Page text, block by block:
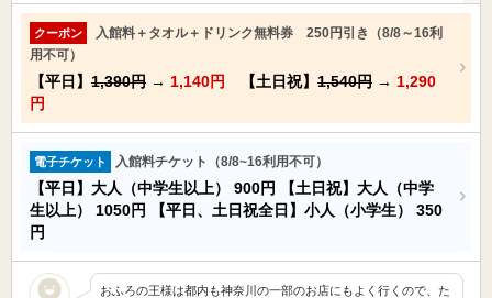
クーポン
入館料＋タオル＋ドリンク無料券 250円引き（8/8～16利
用不可）
【平日】 1,390円 → 1,140円 【土日祝】 1,540円 → 1,290
円
電子チケット 入館料チケット（8/8~16利用不可）
【平日】大人（中学生以上） 900円
【土日祝】大人（中学
生以上） 1050円 【平日、土日祝全日】小人（小学生） 350
円
おふろの王様は都内も神奈川の一部のお店にもよく行くので、た